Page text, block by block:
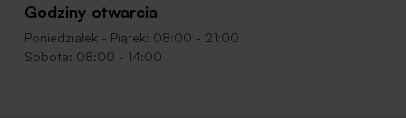
Godziny otwarcia
Poniedziałek - Piątek: 08:00 - 21:00
Sobota: 08:00 - 14:00